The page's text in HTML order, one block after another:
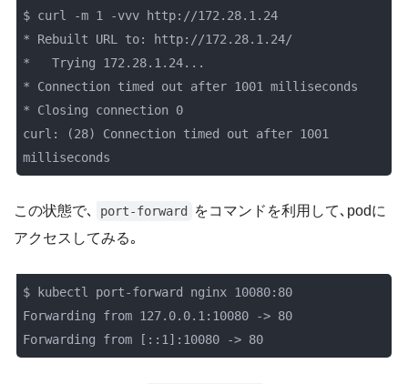
$ curl -m 1 -vvv http://172.28.1.24
* Rebuilt URL to: http://172.28.1.24/
*   Trying 172.28.1.24...
* Connection timed out after 1001 milliseconds
* Closing connection 0
curl: (28) Connection timed out after 1001
milliseconds
この状態で､ port-forward
をコマンドを利用して､podに
アクセスしてみる｡
$ kubectl port-forward nginx 10080:80
Forwarding from 127.0.0.1:10080 -> 80
Forwarding from [::1]:10080 -> 80